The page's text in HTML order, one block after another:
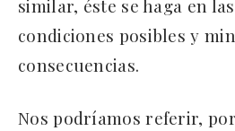
similar, éste se haga en
condiciones posibles y
consecuencias.
Nos podríamos referir,